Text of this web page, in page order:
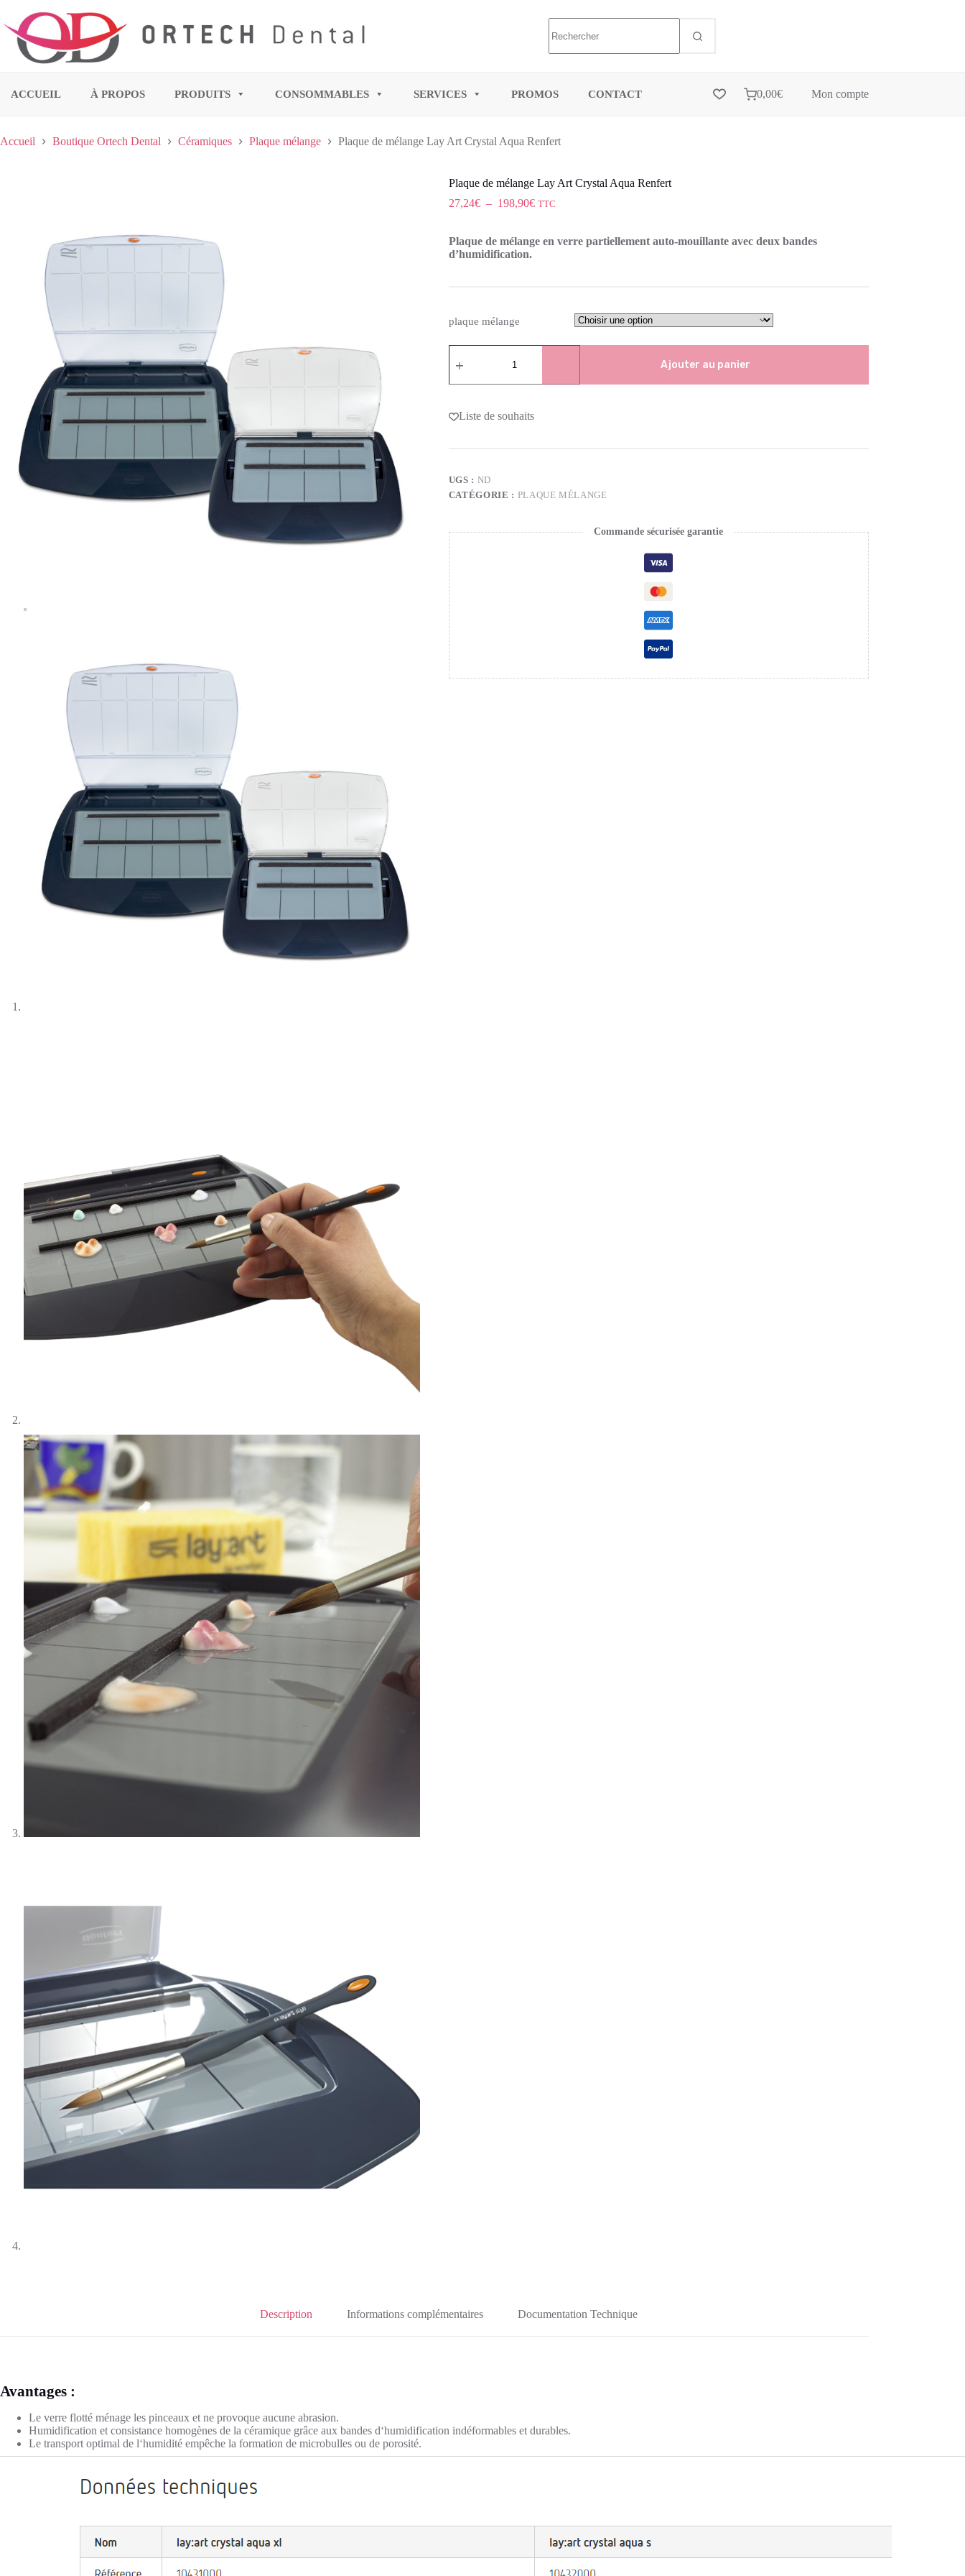
ACCUEIL À PROPOS PRODUITS CONSOMMABLES SERVICES PROMOS CONTACT 0,00€ Mon compte
Accueil Boutique Ortech Dental Céramiques Plaque mélange Plaque de mélange Lay Art Crystal Aqua Renfert
Plaque de mélange Lay Art Crystal Aqua Renfert
27,24€ – 198,90€ TTC
Plaque de mélange en verre partiellement auto-mouillante avec deux bandes
d’humidification.
plaque mélange
Ajouter au panier
Liste de souhaits
UGS : ND
CATÉGORIE : PLAQUE MÉLANGE
Commande sécurisée garantie
Description Informations complémentaires Documentation Technique
Avantages :
Le verre flotté ménage les pinceaux et ne provoque aucune abrasion.
Humidification et consistance homogènes de la céramique grâce aux bandes d‘humidification indéformables et durables.
Le transport optimal de l‘humidité empêche la formation de microbulles ou de porosité.